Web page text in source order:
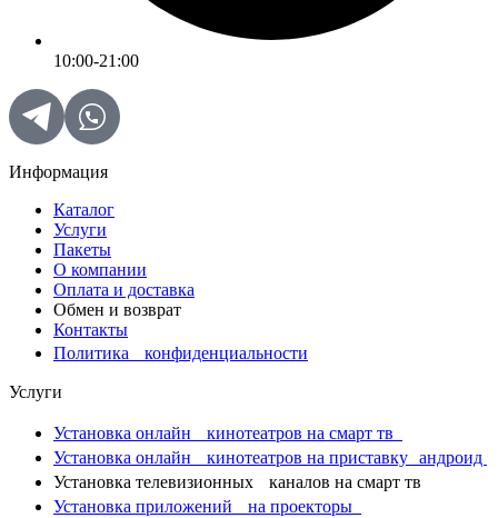
10:00-21:00
Информация
Каталог
Услуги
Пакеты
О компании
Оплата и доставка
Обмен и возврат
Контакты
Политика конфиденциальности
Услуги
Установка онлайн кинотеатров на смарт тв
Установка онлайн кинотеатров на приставку андроид
Установка телевизионных каналов на смарт тв
Установка приложений на проекторы